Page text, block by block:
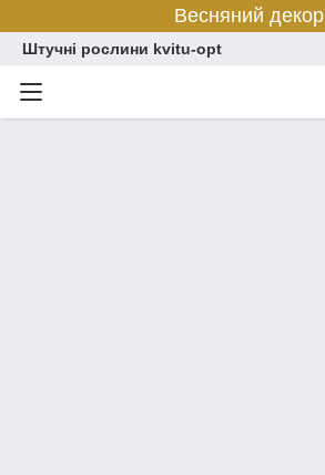
Весняний декор
Штучні рослини kvitu-opt